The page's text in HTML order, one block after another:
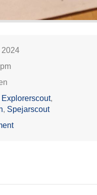
2024
Explorerscout,
, Spejarscout
on